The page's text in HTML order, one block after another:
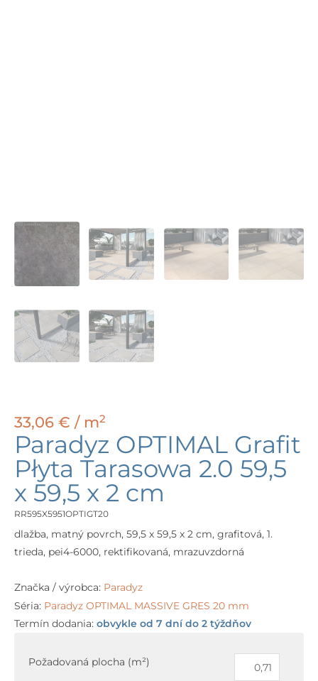
33,06 € / m2
Paradyz OPTIMAL Grafit
Płyta Tarasowa 2.0 59,5
x 59,5 x 2 cm
RR595X5951OPTIGT20
dlažba, matný povrch, 59,5 x 59,5 x 2 cm, grafitová, 1.
trieda, pei4-6000, rektifikovaná, mrazuvzdorná
Značka / výrobca: Paradyz
Séria: Paradyz OPTIMAL MASSIVE GRES 20 mm
Termín dodania: obvykle od 7 dní do 2 týždňov
Požadovaná plocha (m²)
Paradyz